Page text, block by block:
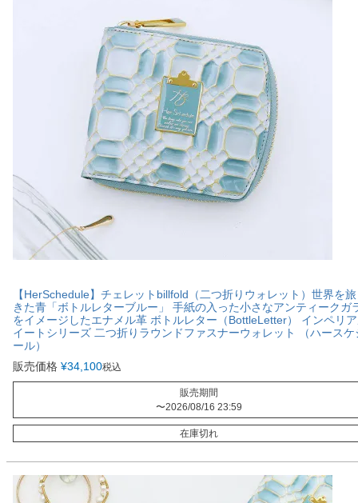
【HerSchedule】チェレットbillfold（二つ折りウォレット）世界を
きた青「ボトルレターブルー」 手紙の入った小さなアンティークガ
をイメージしたエナメル革 ボトルレター（BottleLetter） インペリ
イートシリーズ 二つ折りラウンドファスナーウォレット （ハースケ
ール）
販売価格 ¥34,100税込
販売期間
〜2026/08/16 23:59
在庫切れ